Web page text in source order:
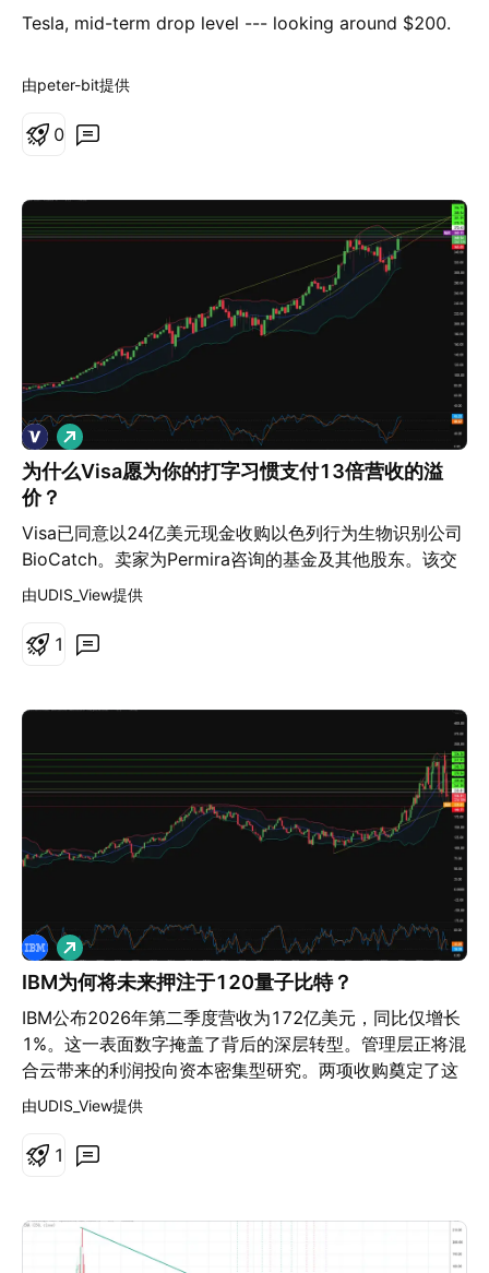
Tesla, mid-term drop level --- looking around $200.
由peter-bit提供
0
为什么Visa愿为你的打字习惯支付13倍营收的溢
价？
Visa已同意以24亿美元现金收购以色列行为生物识别公司
BioCatch。卖家为Permira咨询的基金及其他股东。该交
易尚待监管部门批准，预计将在Visa的2027财年第二季度
能力。BioCatch可分析超过3000种匿名行为信号，包括
业逻辑在于收入结构，而非交易量。账户劫持和诈骗每年
使这些攻击变得更廉价、更快速且更具说服力。BioCatch
在2025年底的年度经常性收入（ARR）突破了1.85亿美
元。仅在第四季度，其新增加的ARR就超过了2000万美
元。该公司在2025年新增了90家客户，包括富国银行
（Wells Fargo）。按资产计算，美国最大的四家银行中有
务部门，这是该公司增长最快的业务板块之一。在过去五
年中，Visa已在技术和基础设施方面投入了超过130亿美
元。该公司还单独开源了其Vulnerability Agentic
Harness，这是一个用于发现和修复代码漏洞的人工智能
流程。现在，这两家卡组织都将安全视为一条产品线，而
不是一项运营成本。万事达卡（Mastercard）在2024年
以26.5亿美元收购了Recorded Future，而这是Visa自收
购Featurespace以来规模最大的安全交易。 执行风险值
没有给增长受挫留出容错空间。多司法管辖区的监管审查
才的短缺增加了扩展该平台所需的成本。不过，Visa仍以
强劲的资产负债表和具备防御力的战略方向进入这一周
做
多
由UDIS_View提供
1
IBM为何将未来押注于120量子比特？
IBM公布2026年第二季度营收为172亿美元，同比仅增长
1%。这一表面数字掩盖了背后的深层转型。管理层正将混
合云带来的利润投向资本密集型研究。两项收购奠定了这
一战略格局：IBM出态64亿美元收购HashiCorp以主导多
智能。企业客户目前正将预算重新分配至专有软件、定制
化AI和云自动化领域，而IBM正好准确切入这一支出转型
2020年退出竞争之前，IBM曾连续29年蝉联美国专利申请
量榜首。如今，领导层选择出售非战略性的历史专利，并
做
多
由UDIS_View提供
1